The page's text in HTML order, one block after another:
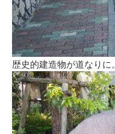
歴史的建造物が道なりに。